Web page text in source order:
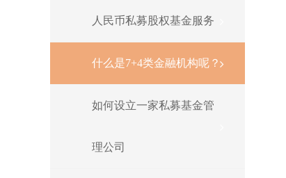
人民币私募股权基金服务
什么是7+4类金融机构呢？
如何设立一家私募基金管
理公司